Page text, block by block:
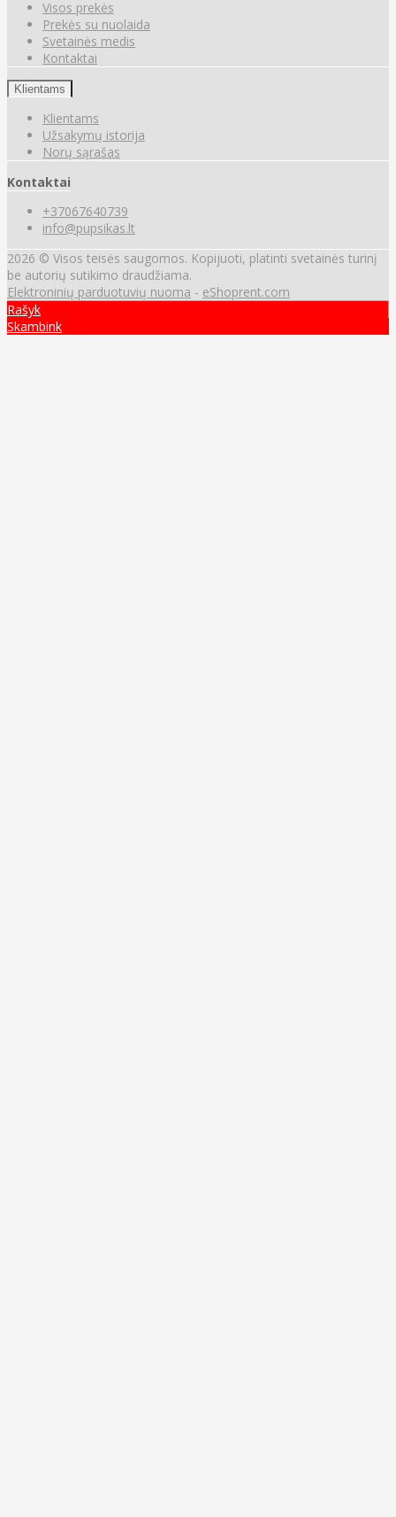
Visos prekės
Prekės su nuolaida
Svetainės medis
Kontaktai
Klientams
Klientams
Užsakymų istorija
Norų sąrašas
Kontaktai
+37067640739
info@pupsikas.lt
2026 © Visos teisės saugomos. Kopijuoti, platinti svetainės turinį
be autorių sutikimo draudžiama.
Elektroninių parduotuvių nuoma - eShoprent.com
Rašyk
Skambink